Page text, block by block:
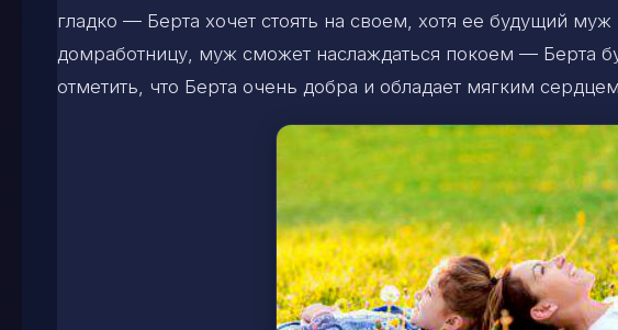
гладко — Берта хочет стоять на своем, хотя ее будущий
домработницу, муж сможет наслаждаться покоем — Берта
отметить, что Берта очень добра и обладает мягким